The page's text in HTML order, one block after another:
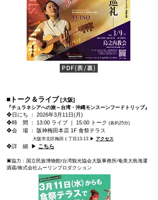
PDF(表/裏)
■トーク＆ライブ [大阪]
『チュラネシアへの旅～台湾・沖縄モンスーンフードトリップ』
❖日にち ： 2026年3月11日(月)
❖時 間 ： 13:00 ライブ ｜ 15:00 トーク (各約25分)
❖会 場 ： 阪神梅田本店 1F 食祭テラス
大阪市北区梅田１丁目13-13 ▶ アクセス
❖詳 細 ▶ こちら
​▣協力：国立民族博物館/台湾観光協会大阪事務所/奄美大島海運
酒蔵/株式会社ムーリンプロダクション